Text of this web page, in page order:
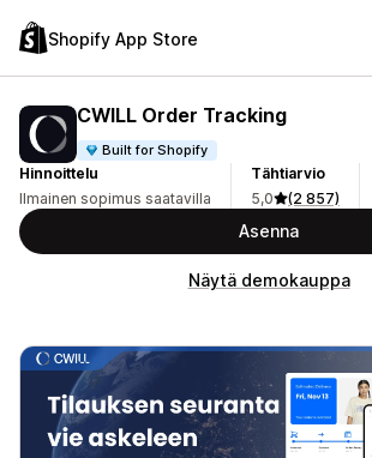
Shopify App Store
CWILL Order Tracking
Built for Shopify
Hinnoittelu
Ilmainen sopimus saatavilla
Tähtiarvio
5,0
(2 857)
Asenna
Näytä demokauppa